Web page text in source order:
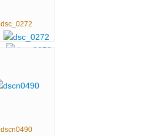
dsc_0272
dscn0490